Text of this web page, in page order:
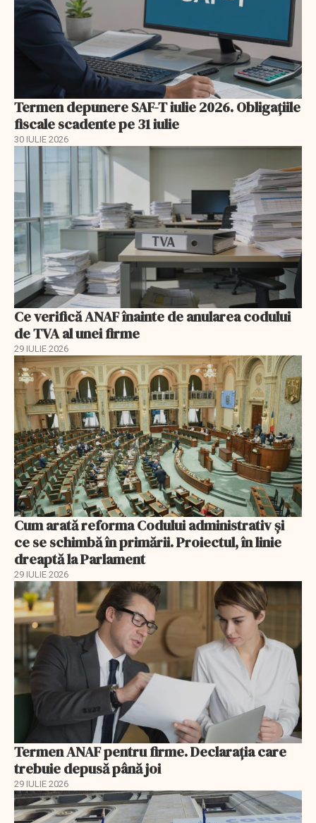
Termen depunere SAF-T iulie 2026. Obligațiile
fiscale scadente pe 31 iulie
30 IULIE 2026
Ce verifică ANAF înainte de anularea codului
de TVA al unei firme
29 IULIE 2026
Cum arată reforma Codului administrativ și
ce se schimbă în primării. Proiectul, în linie
dreaptă la Parlament
29 IULIE 2026
Termen ANAF pentru firme. Declarația care
trebuie depusă până joi
29 IULIE 2026